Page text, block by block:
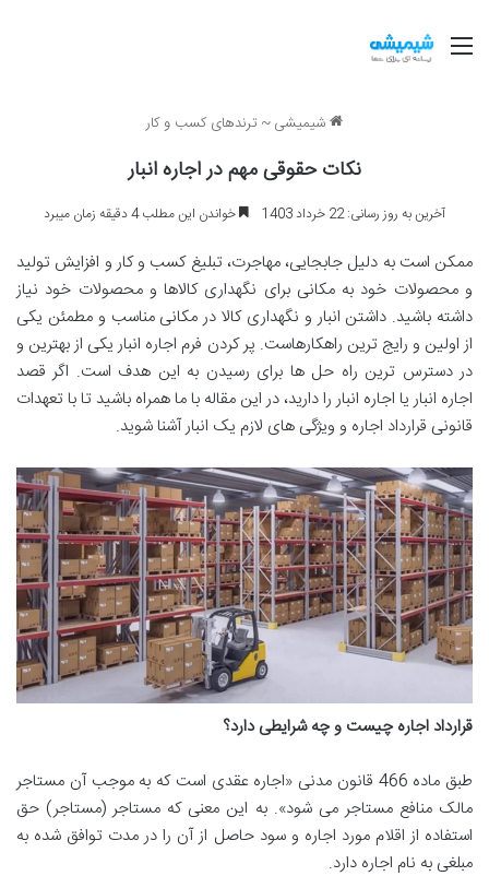
منو
شیمیشی~ ترندهای کسب و کار
نکات حقوقی مهم در اجاره انبار
آخرین به روز رسانی: 22 خرداد 1403 خواندن این مطلب 4 دقیقه زمان میبرد
ممکن است به دلیل جابجایی، مهاجرت، تبلیغ کسب و کار و افزایش تولید
و محصولات خود به مکانی برای نگهداری کالاها و محصولات خود نیاز
داشته باشید. داشتن انبار و نگهداری کالا در مکانی مناسب و مطمئن یکی
از اولین و رایج ترین راهکارهاست. پر کردن فرم اجاره انبار یکی از بهترین و
در دسترس ترین راه حل ها برای رسیدن به این هدف است. اگر قصد
اجاره انبار یا اجاره انبار را دارید، در این مقاله با ما همراه باشید تا با تعهدات
قانونی قرارداد اجاره و ویژگی های لازم یک انبار آشنا شوید.
قرارداد اجاره چیست و چه شرایطی دارد؟
طبق ماده 466 قانون مدنی «اجاره عقدی است که به موجب آن مستاجر
مالک منافع مستاجر می شود». به این معنی که مستاجر (مستاجر) حق
استفاده از اقلام مورد اجاره و سود حاصل از آن را در مدت توافق شده به
مبلغی به نام اجاره دارد.